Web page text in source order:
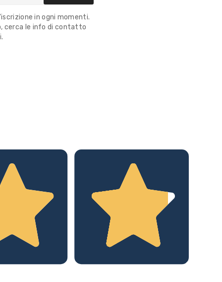
in ogni momenti.
cerca le info di contatto